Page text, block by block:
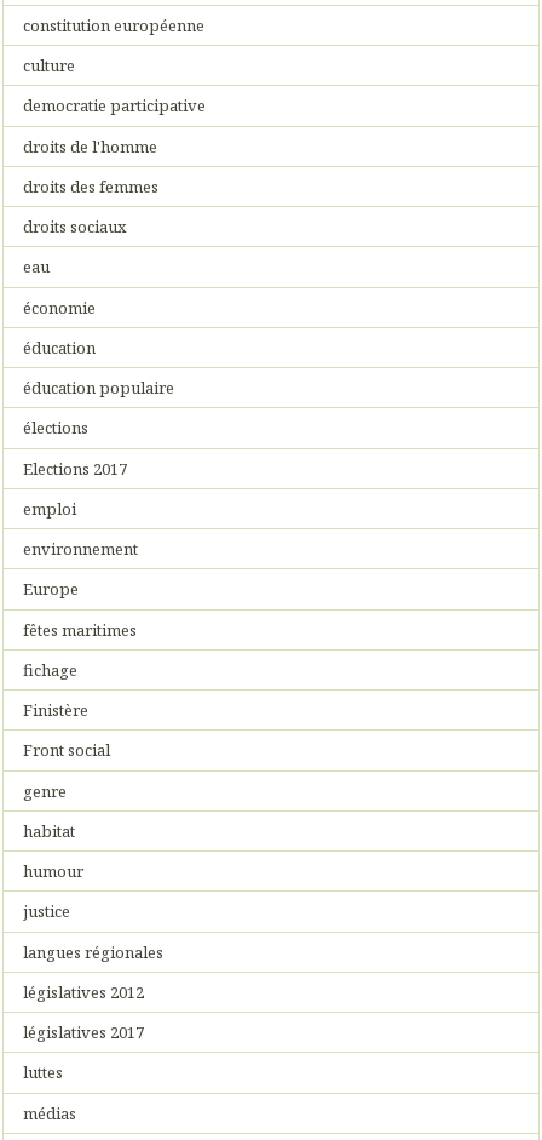
constitution européenne
culture
democratie participative
droits de l'homme
droits des femmes
droits sociaux
eau
économie
éducation
éducation populaire
élections
Elections 2017
emploi
environnement
Europe
fêtes maritimes
fichage
Finistère
Front social
genre
habitat
humour
justice
langues régionales
législatives 2012
législatives 2017
luttes
médias